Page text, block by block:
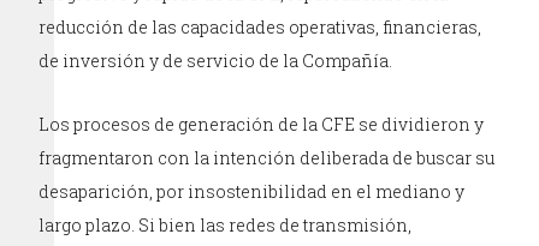
reducción de las capacidades operativas, financieras,
de inversión y de servicio de la Compañía.
Los procesos de generación de la CFE se dividieron y
fragmentaron con la intención deliberada de buscar su
desaparición, por insostenibilidad en el mediano y
largo plazo. Si bien las redes de transmisión,